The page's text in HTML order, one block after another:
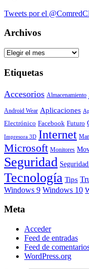
Tweets por el
Archivos
Archivos
Etiquetas
Accesorios Almacenamiento
Android Wear Aplicaciones
Electrónico Facebook Futuro
Impresora 3D Internet
Microsoft Monitores
Seguridad
Tecnología Tips
Windows 9 Windows 10
Meta
Acceder
Feed de entradas
Feed de
WordPress.org